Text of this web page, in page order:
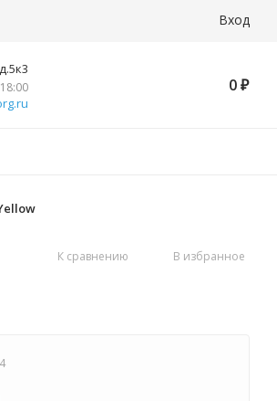
Вход
0 ₽
К сравнению В избранное